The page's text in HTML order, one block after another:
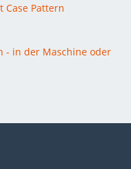
Case Pattern
- in der Maschine oder